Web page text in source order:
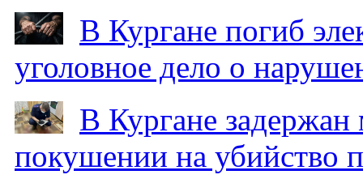
В Кургане погиб
уголовное дело о
В Кургане
покушении на убийство